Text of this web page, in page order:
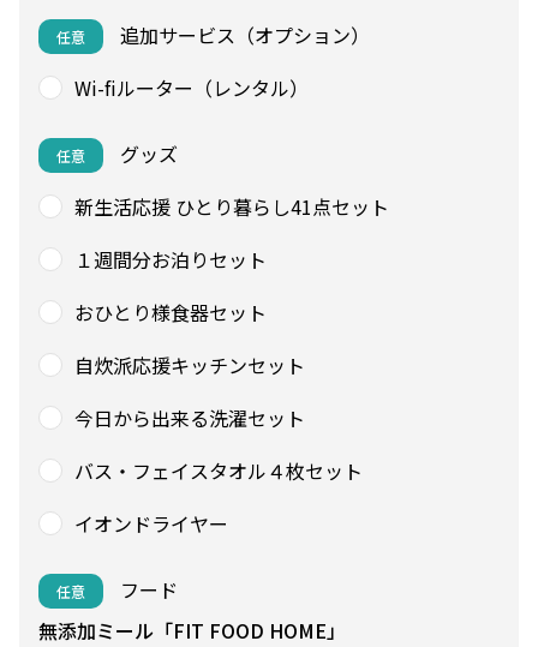
任意
追加サービス（オプション）
Wi-fiルーター（レンタル）
任意
グッズ
新生活応援 ひとり暮らし41点セット
１週間分お泊りセット
おひとり様食器セット
自炊派応援キッチンセット
今日から出来る洗濯セット
バス・フェイスタオル４枚セット
イオンドライヤー
任意
フード
無添加ミール「FIT FOOD HOME」